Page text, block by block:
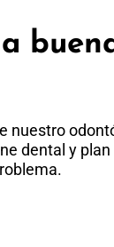
nuestro
dental y plan